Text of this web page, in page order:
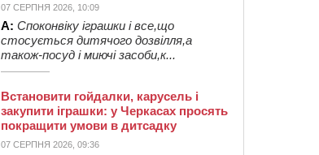
07 СЕРПНЯ 2026, 10:09
А: Споконвіку іграшки і все,що
стосується дитячого дозвілля,а
також-посуд і миючі засоби,к...
Встановити гойдалки, карусель і
закупити іграшки: у Черкасах просять
покращити умови в дитсадку
07 СЕРПНЯ 2026, 09:36